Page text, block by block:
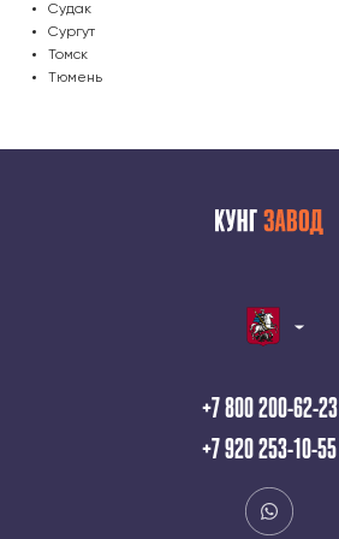
Судак
Сургут
Томск
Тюмень
+7 800 200-62-23
+7 920 253-10-55